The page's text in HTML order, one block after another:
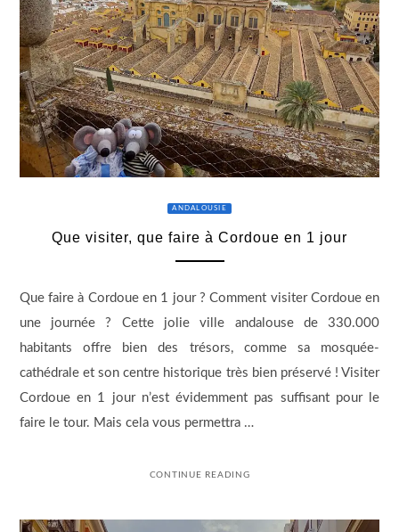
ANDALOUSIE
Que visiter, que faire à Cordoue en 1 jour
Que faire à Cordoue en 1 jour ? Comment visiter Cordoue en
une journée ? Cette jolie ville andalouse de 330.000
habitants offre bien des trésors, comme sa mosquée-
cathédrale et son centre historique très bien préservé ! Visiter
Cordoue en 1 jour n’est évidemment pas suffisant pour le
faire le tour. Mais cela vous permettra …
CONTINUE READING